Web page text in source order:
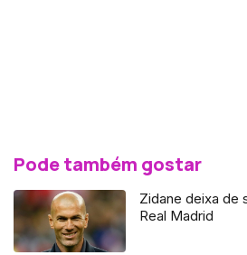
Pode também gostar
Zidane deixa de
Real Madrid